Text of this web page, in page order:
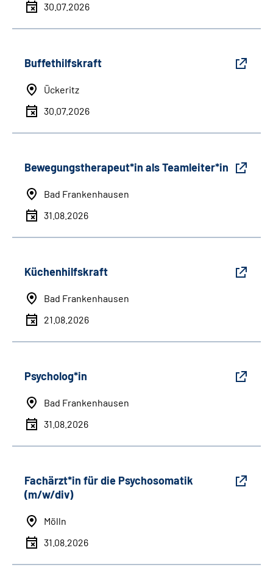
30.07.2026
Buffethilfskraft
Ückeritz
30.07.2026
Bewegungstherapeut*in als Teamleiter*in
Bad Frankenhausen
31.08.2026
Küchenhilfskraft
Bad Frankenhausen
21.08.2026
Psycholog*in
Bad Frankenhausen
31.08.2026
Fachärzt*in für die Psychosomatik
(m/w/div)
Mölln
31.08.2026